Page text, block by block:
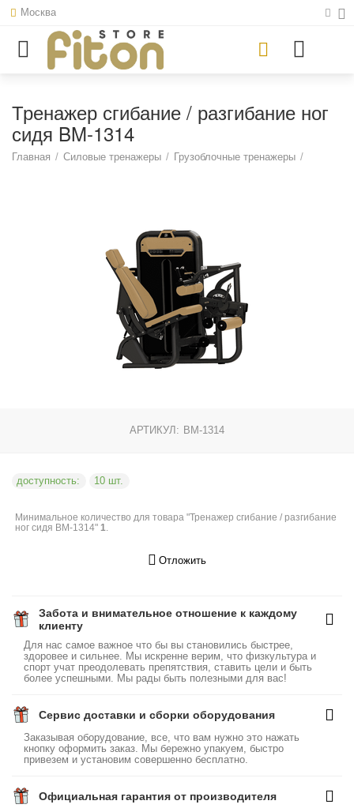
Москва
Тренажер сгибание / разгибание ног
сидя BM-1314
Главная / Силовые тренажеры / Грузоблочные тренажеры /
АРТИКУЛ: BM-1314
доступность: 10 шт.
Минимальное количество для товара "Тренажер сгибание / разгибание
ног сидя BM-1314"1.
Отложить
Забота и внимательное отношение к каждому
клиенту
Для нас самое важное что бы вы становились быстрее,
здоровее и сильнее. Мы искренне верим, что физкультура и
спорт учат преодолевать препятствия, ставить цели и быть
более успешными. Мы рады быть полезными для вас!
Сервис доставки и сборки оборудования
Заказывая оборудование, все, что вам нужно это нажать
кнопку оформить заказ. Мы бережно упакуем, быстро
привезем и установим совершенно бесплатно.
Официальная гарантия от производителя